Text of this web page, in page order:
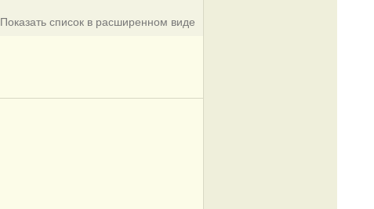
Показать список в расширенном виде